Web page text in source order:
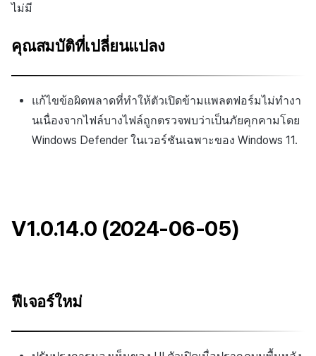
ไม่มี
คุณสมบัติที่เปลี่ยนแปลง
แก้ไขข้อผิดพลาดที่ทำให้ตัวเปิดข้ามแพลตฟอร์มไม่ทำงา
นเนื่องจากไฟล์บางไฟล์ถูกตรวจพบว่าเป็นภัยคุกคามโดย
Windows Defender ในเวอร์ชันเฉพาะของ Windows 11.
V1.0.14.0 (2024-06-05)
ฟีเจอร์ใหม่